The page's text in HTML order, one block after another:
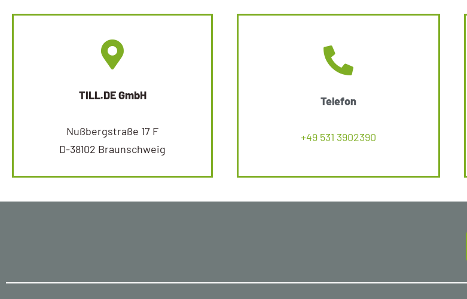
TILL.DE GmbH
Nußbergstraße 17 F
D-38102 Braunschweig
Telefon
+49 531 3902390